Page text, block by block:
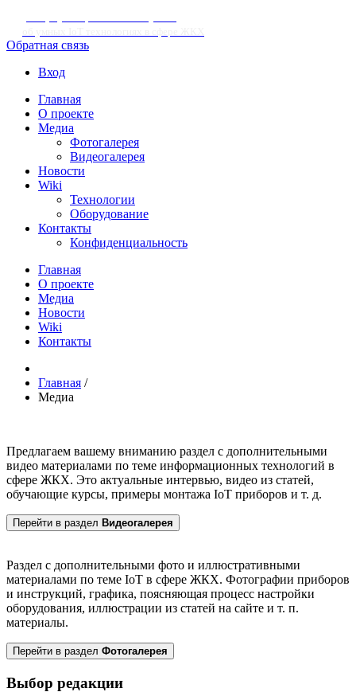
Обратная связь
Вход
Главная
О проекте
Медиа
Фотогалерея
Видеогалерея
Новости
Wiki
Технологии
Оборудование
Контакты
Конфиденциальность
Главная
О проекте
Медиа
Новости
Wiki
Контакты
Главная /
Медиа
Предлагаем вашему вниманию раздел с дополнительными
видео материалами по теме информационных технологий в
сфере ЖКХ. Это актуальные интервью, видео из статей,
обучающие курсы, примеры монтажа IoT приборов и т. д.
Перейти в раздел Видеогалерея
Раздел с дополнительными фото и иллюстративными
материалами по теме IoT в сфере ЖКХ. Фотографии приборов
и инструкций, графика, поясняющая процесс настройки
оборудования, иллюстрации из статей на сайте и т. п.
материалы.
Перейти в раздел Фотогалерея
Выбор редакции